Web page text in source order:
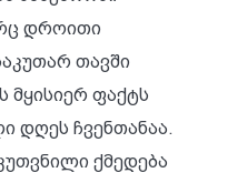
დროითი
თავში
მყისიერ ფაქტს
დღეს ჩვენთანაა.
ქმედება